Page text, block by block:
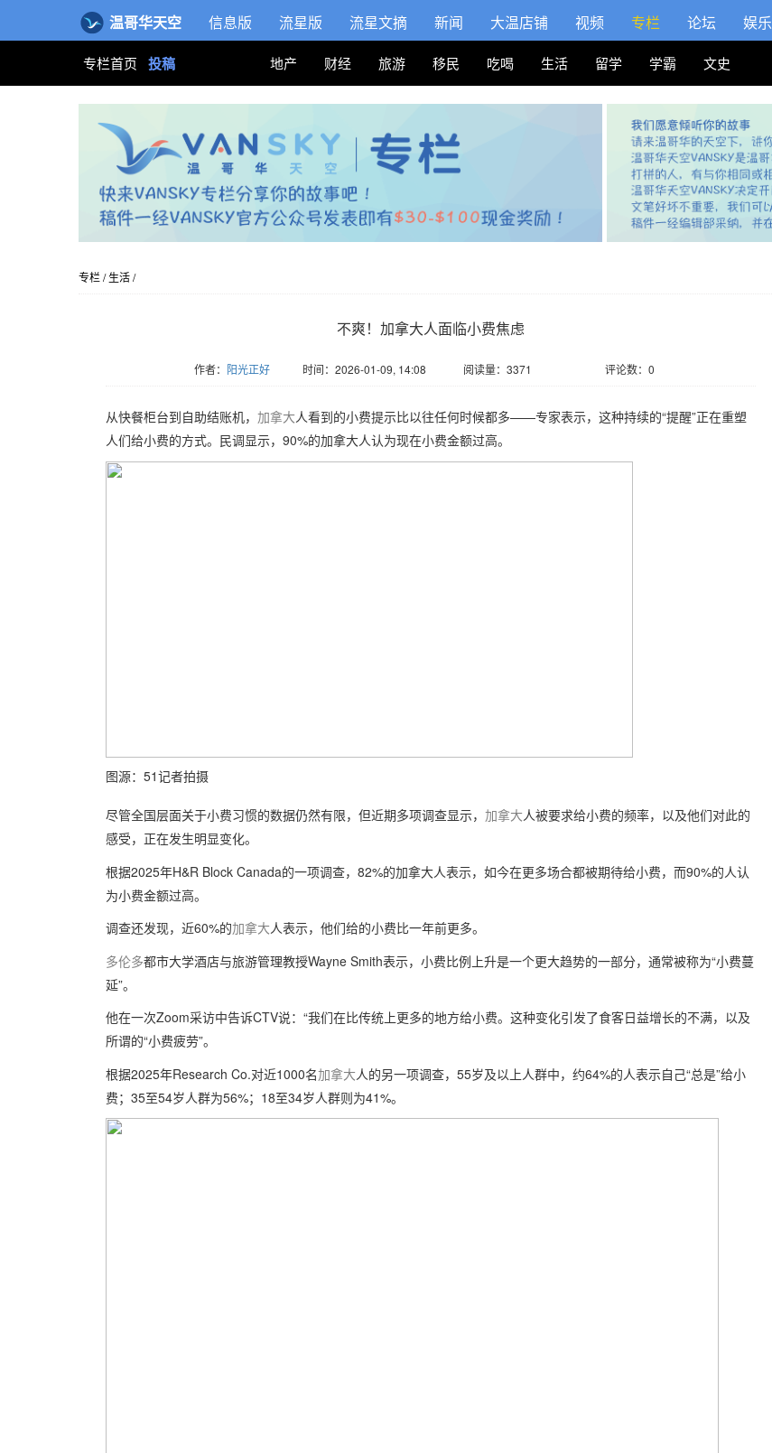
温哥华天空 信息版 流星版 流星文摘 新闻 大温店铺 视频 专栏 论坛 娱乐
专栏首页 投稿 地产 财经 旅游 移民 吃喝 生活 留学 学霸 文史
专栏 / 生活/
不爽！加拿大人面临小费焦虑
作者： 阳光正好 时间：2026-01-09, 14:08 阅读量：3371 评论数：0
从快餐柜台到自助结账机， 加拿大人看到的小费提示比以往任何时候都多——专家表示，这种持续的“提醒”正在重塑
人们给小费的方式。民调显示，90%的加拿大人认为现在小费金额过高。
图源：51记者拍摄
尽管全国层面关于小费习惯的数据仍然有限，但近期多项调查显示， 加拿大人被要求给小费的频率，以及他们对此的
感受，正在发生明显变化。
根据2025年H&R Block Canada的一项调查，82%的加拿大人表示，如今在更多场合都被期待给小费，而90%的人认
为小费金额过高。
调查还发现，近60%的加拿大人表示，他们给的小费比一年前更多。
多伦多都市大学酒店与旅游管理教授Wayne Smith表示，小费比例上升是一个更大趋势的一部分，通常被称为“小费蔓
延”。
他在一次Zoom采访中告诉CTV说：“我们在比传统上更多的地方给小费。这种变化引发了食客日益增长的不满，以及
所谓的“小费疲劳”。
根据2025年Research Co.对近1000名加拿大人的另一项调查，55岁及以上人群中，约64%的人表示自己“总是”给小
费；35至54岁人群为56%；18至34岁人群则为41%。